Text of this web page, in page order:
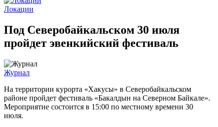
Локации
Под Северобайкальском 30 июля
пройдет эвенкийский фестиваль
Журнал
На территории курорта «Хакусы» в Северобайкальском
районе пройдет фестиваль «Бакалдын на Северном Байкале».
Мероприятие состоится в 15:00 по местному времени 30
июля.